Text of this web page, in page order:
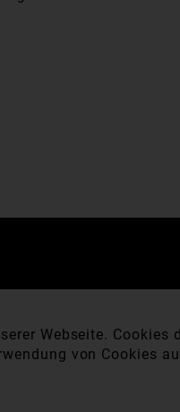
Webseite. Cookies
von Cookies